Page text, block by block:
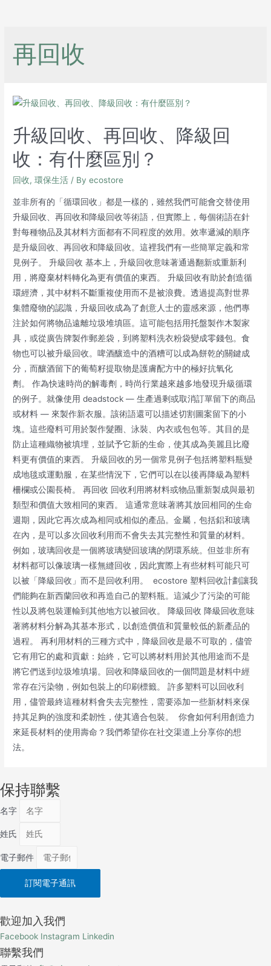
再回收
升級回收、再回收、降級回
收：有什麼區別？
回收,環保生活 / Byecostore
並非所有的「循環回收」都是一樣的，雖然我們可能會交替使用
升級回收、再回收和降級回收等術語，但實際上，每個術語在針
對每種物品及其材料方面都有不同程度的效用。效率遞減的順序
是升級回收、再回收和降級回收。這裡我們有一些簡單定義和常
見例子。 升級回收 基本上，升級回收意味著通過翻新或重新利
用，將廢棄材料轉化為更有價值的東西。 升級回收有助於創造循
環經濟，其中材料不斷重複使用而不是被浪費。透過提高對世界
集體廢物的認識，升級回收成為了創意人士的靈感來源，他們專
注於如何將物品遠離垃圾堆填區。這可能包括用托盤製作木製家
具，或從廣告牌製作郵差袋，到將塑料洗衣粉袋變成零錢包。食
物也可以被升級回收。啤酒釀造中的酒糟可以成為餅乾的關鍵成
分，而釀酒留下的葡萄籽提取物是護膚配方中的極好抗氧化
劑。 作為快速時尚的解毒劑，時尚行業越來越多地發現升級循環
的例子。就像使用 deadstock — 生產過剩或取消訂單留下的商品
或材料 — 來製作新衣服。該術語還可以描述切割圖案留下的小
塊。這些廢料可用於製作髮圈、泳裝、內衣或包包等。其目的是
防止這種織物被填埋，並賦予它新的生命，使其成為美麗且比廢
料更有價值的東西。 升級回收的另一個常見例子包括將塑料瓶變
成地毯或運動服，在某些情況下，它們可以在以後再降級為塑料
柵欄或公園長椅。 再回收 回收利用將材料或物品重新製成與最初
類型和價值大致相同的東西。 這通常意味著將其放回相同的生命
週期，因此它再次成為相同或相似的產品。金屬，包括鋁和玻璃
在內，是可以多次回收利用而不會失去其完整性和質量的材料。
例如，玻璃回收是一個將玻璃變回玻璃的閉環系統。但並非所有
材料都可以像玻璃一樣無縫回收，因此實際上有些材料可能只可
以被「降級回收」而不是回收利用。 ecostore 塑料回收計劃讓我
們能夠在新西蘭回收和再造自己的塑料瓶。這減少了污染的可能
性以及將包裝運輸到其他地方以被回收。 降級回收 降級回收意味
著將材料分解為其基本形式，以創造價值和質量較低的新產品的
過程。 再利用材料的三種方式中，降級回收是最不可取的，儘管
它有用它的處和貢獻：始終，它可以將材料用於其他用途而不是
將它們送到垃圾堆填場。回收和降級回收的一個問題是材料中經
常存在污染物，例如包裝上的印刷標籤。 許多塑料可以回收利
用，儘管最終這種材料會失去完整性，需要添加一些新材料來保
持其足夠的強度和柔韌性，使其適合包裝。 你會如何利用創造力
來延長材料的使用壽命？我們希望你在社交渠道上分享你的想
法。
保持聯繫
名字
姓氏
電子郵件
訂閱電子通訊
歡迎加入我們
Facebook Instagram Linkedin
聯繫我們